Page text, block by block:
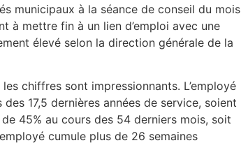
municipaux à la séance de conseil du mois
à mettre fin à un lien d’emploi avec une
élevé selon la direction générale de la
chiffres sont impressionnants. L’employé
17,5 dernières années de service, soient
45% au cours des 54 derniers mois, soit
cumule plus de 26 semaines